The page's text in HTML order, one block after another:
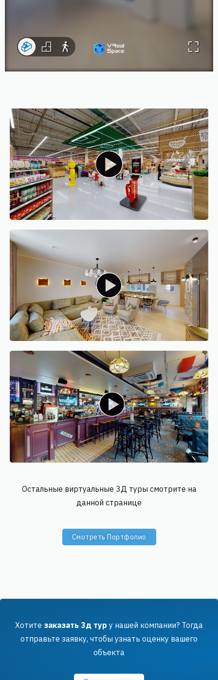
Остальные виртуальные 3Д туры смотрите на
данной странице
Cмотреть Портфолио
Хотите заказать 3д тур у нашей компании? Тогда
отправьте заявку, чтобы узнать оценку вашего
объекта